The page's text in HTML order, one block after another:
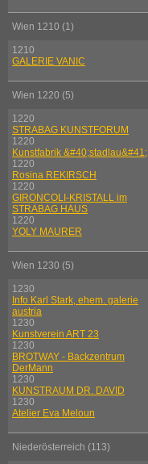
Wien 1210 (1)
1210
GALERIE VANIC
Wien 1220 (5)
1220
STRABAG KUNSTFORUM
1220
Kunstfabrik &#40;stadlau&#41;
1220
Rosina REKIRSCH
1220
GIRONCOLI-KRISTALL im
STRABAG HAUS
1220
YOLY MAURER
Wien 1230 (5)
1230
Info Karl Stark, ehem. galerie
austria
1230
Kunstverein ART 23
1230
BROTWAY - Backzentrum
DerMann
1230
KUNSTRAUM DR. DAVID
1230
Atelier Eva Meloun
Niederösterreich (113)